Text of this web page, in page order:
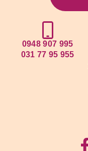
0948 907 995
031 77 95 955